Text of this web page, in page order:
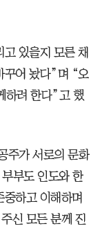
있을지 모른 채
꾸어 놨다”며 “오
하려 한다”고 했
주가 서로의 문화
부도 인도와 한
하고 이해하며
신 모든 분께 진